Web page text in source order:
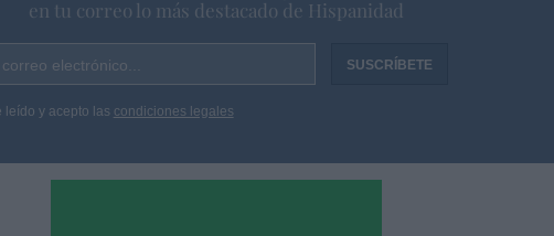
en tu correo lo más destacado de Hispanidad
electrónico...
leído y acepto las condiciones legales